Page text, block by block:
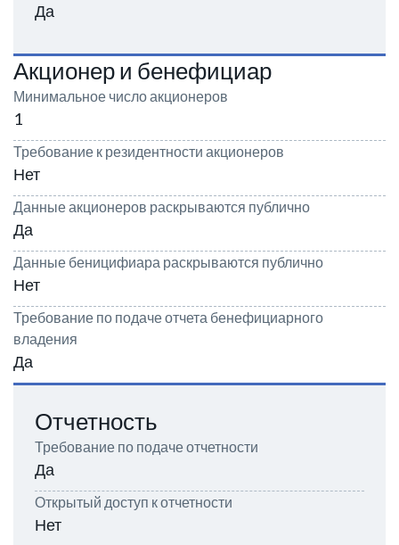
Да
Акционер и бенефициар
Минимальное число акционеров
1
Требование к резидентности акционеров
Нет
Данные акционеров раскрываются публично
Да
Данные беницифиара раскрываются публично
Нет
Требование по подаче отчета бенефициарного
владения
Да
Отчетность
Требование по подаче отчетности
Да
Открытый доступ к отчетности
Нет